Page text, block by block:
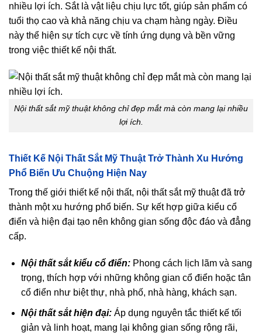
nhiều lợi ích. Sắt là vật liệu chịu lực tốt, giúp sản phẩm có
tuổi thọ cao và khả năng chịu va chạm hàng ngày. Điều
này thể hiện sự tích cực về tính ứng dụng và bền vững
trong việc thiết kế nội thất.
Nội thất sắt mỹ thuật không chỉ đẹp mắt mà còn mang lại nhiều
lợi ích.
Thiết Kế Nội Thất Sắt Mỹ Thuật Trở Thành Xu Hướng
Phổ Biến Ưu Chuộng Hiện Nay
Trong thế giới thiết kế nội thất, nội thất sắt mỹ thuật đã trở
thành một xu hướng phổ biến. Sự kết hợp giữa kiểu cổ
điển và hiện đại tạo nên không gian sống độc đáo và đẳng
cấp.
Nội thất sắt kiểu cổ điển:Phong cách lịch lãm và sang
trọng, thích hợp với những không gian cổ điển hoặc tân
cổ điển như biệt thự, nhà phố, nhà hàng, khách sạn.
Nội thất sắt hiện đại: Áp dụng nguyên tắc thiết kế tối
giản và linh hoạt, mang lại không gian sống rộng rãi,